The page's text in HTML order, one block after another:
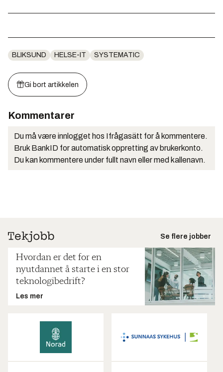
BLIKSUND HELSE-IT SYSTEMATIC
Gi bort artikkelen
Kommentarer
Du må være innlogget hos Ifrågasätt for å kommentere.
Bruk BankID for automatisk oppretting av brukerkonto.
Du kan kommentere under fullt navn eller med kallenavn.
Se flere jobber
Hvordan er det for en
nyutdannet å starte i en stor
teknologibedrift?
Les mer